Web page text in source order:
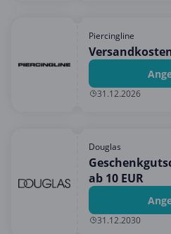
Piercingline
31.12.2026
Douglas
ab 10 EUR
31.12.2030